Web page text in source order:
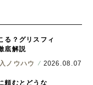
る？グリスフィ
底解説
ノウハウ
2026.08.07
頼むとどうな